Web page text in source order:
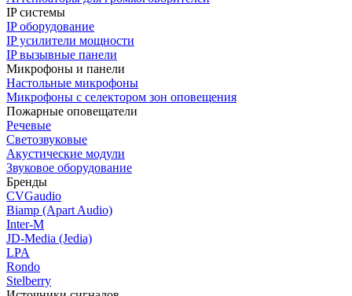
IP системы
IP оборудование
IP усилители мощности
IP вызывные панели
Микрофоны и панели
Настольные микрофоны
Микрофоны с селектором зон оповещения
Пожарные оповещатели
Речевые
Светозвуковые
Акустические модули
Звуковое оборудование
Бренды
CVGaudio
Biamp (Apart Audio)
Inter-M
JD-Media (Jedia)
LPA
Rondo
Stelberry